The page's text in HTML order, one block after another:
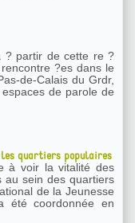
?es dans le
de-Calais du Grdr,
de parole de
les quartiers populaires
à voir la vitalité des
au sein des quartiers
été coordonnée en